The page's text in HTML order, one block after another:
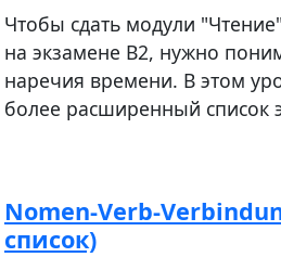
Чтобы сдать модули
на экзамене В2, нужно
наречия времени. В этом
более расширенный список
Nomen-Verb-
список)